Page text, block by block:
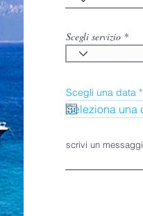
Scegli servizio
Scegli una data *r
scrivi un